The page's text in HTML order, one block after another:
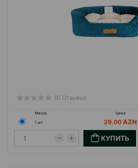
(0 Отзывы)
Масса Цена
1 шт
29.00
КУПИТЬ